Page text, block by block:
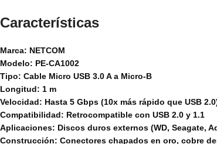
Características
Marca: NETCOM
Modelo: PE-CA1002
Tipo: Cable Micro USB 3.0 A a Micro-B
Longitud: 1 m
Velocidad: Hasta 5 Gbps (10x más rápido que USB
Compatibilidad: Retrocompatible con USB 2.0 y 1.1
Aplicaciones: Discos duros externos (WD, Seagate,
Construcción: Conectores chapados en oro, cobre